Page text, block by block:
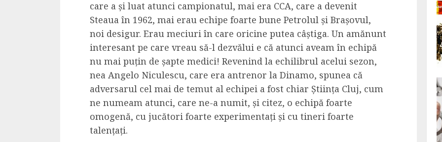
care a și luat atunci campionatul, mai era CCA, care a devenit
Steaua în 1962, mai erau echipe foarte bune Petrolul și Brașovul,
noi desigur. Erau meciuri în care oricine putea câștiga. Un amănunt
interesant pe care vreau să-l dezvălui e că atunci aveam în echipă
nu mai puțin de șapte medici! Revenind la echilibrul acelui sezon,
nea Angelo Niculescu, care era antrenor la Dinamo, spunea că
adversarul cel mai de temut al echipei a fost chiar Știința Cluj, cum
ne numeam atunci, care ne-a numit, și citez, o echipă foarte
omogenă, cu jucători foarte experimentați și cu tineri foarte
talențați.